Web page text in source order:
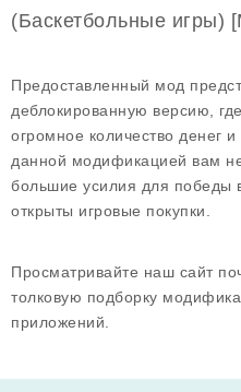
(Баскетбольные игры)
Предоставленный мод
деблокированную версию,
огромное количество денег
данной модификацией вам
большие усилия для победы
открыты игровые покупки.
Просматривайте наш сайт
толковую подборку
приложений.